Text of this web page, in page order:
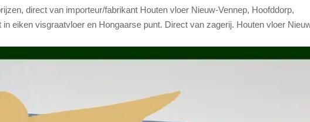
direct van importeur/fabrikant Houten vloer Nieuw-Vennep, Hoofddorp,
eiken visgraatvloer en Hongaarse punt. Direct van zagerij. Houten vloer